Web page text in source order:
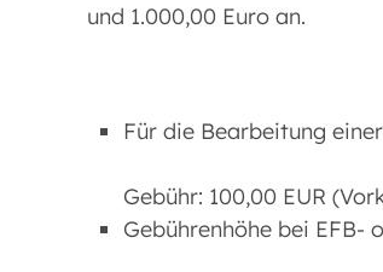
und 1.000,00 Euro an.
Für die Bearbeitung
Gebühr: 100,00 EUR
Gebührenhöhe bei EFB-